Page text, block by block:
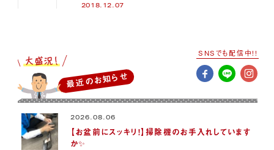
2018.12.07
最近のお知らせ
2026.08.06
【お盆前にスッキリ！】掃除機のお手入れしています
か✨
SNSでも配信中!!